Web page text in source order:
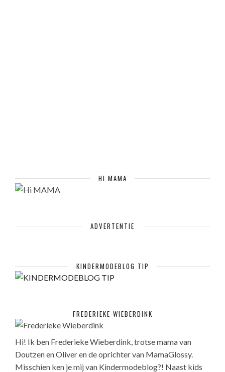
HI MAMA
ADVERTENTIE
KINDERMODEBLOG TIP
FREDERIEKE WIEBERDINK
Hi! Ik ben Frederieke Wieberdink, trotse mama van
Doutzen en Oliver en de oprichter van MamaGlossy.
Misschien ken je mij van Kindermodeblog?! Naast kids